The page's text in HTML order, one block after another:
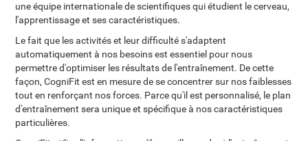
une équipe internationale de scientifiques qui étudient le cerveau,
l'apprentissage et ses caractéristiques.
Le fait que les activités et leur difficulté s'adaptent
automatiquement à nos besoins est essentiel pour nous
permettre d'optimiser les résultats de l'entraînement. De cette
façon, CogniFit est en mesure de se concentrer sur nos faiblesses
tout en renforçant nos forces. Parce qu'il est personnalisé, le plan
d'entraînement sera unique et spécifique à nos caractéristiques
particulières.